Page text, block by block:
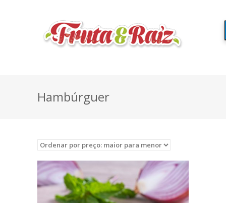
Hambúrguer